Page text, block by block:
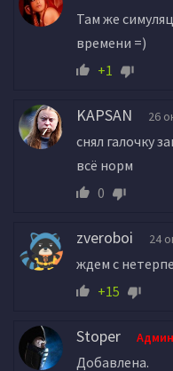
Там же
времени =)
+1
KAPSAN 26
снял галочку
всё норм
0
zveroboi 24
ждем с
+15
Stoper
Добавлена.